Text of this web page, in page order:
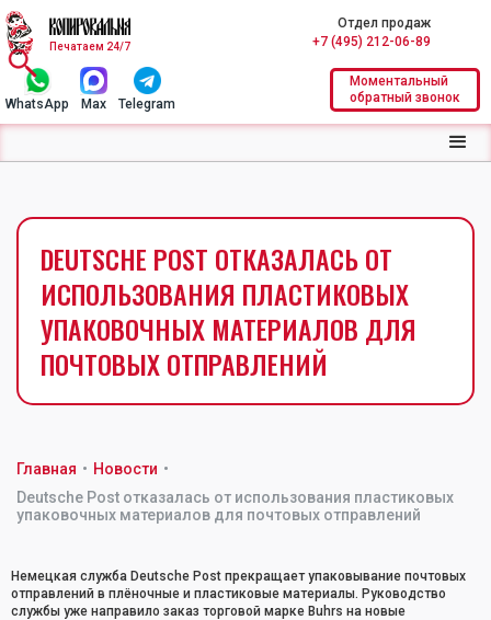
Печатаем 24/7
Отдел продаж
+7 (495) 212-06-89
WhatsApp Max Telegram
Моментальный
обратный звонок
DEUTSCHE POST ОТКАЗАЛАСЬ ОТ
ИСПОЛЬЗОВАНИЯ ПЛАСТИКОВЫХ
УПАКОВОЧНЫХ МАТЕРИАЛОВ ДЛЯ
ПОЧТОВЫХ ОТПРАВЛЕНИЙ
Главная • Новости •
Deutsche Post отказалась от использования пластиковых
упаковочных материалов для почтовых отправлений
Немецкая служба Deutsche Post прекращает упаковывание почтовых
отправлений в плёночные и пластиковые материалы. Руководство
службы уже направило заказ торговой марке Buhrs на новые